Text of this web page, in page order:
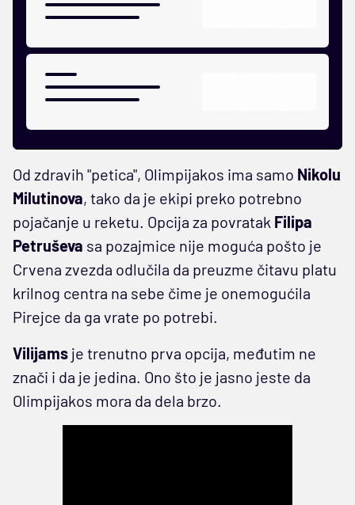
Od zdravih "petica", Olimpijakos ima samo Nikolu
Milutinova, tako da je ekipi preko potrebno
pojačanje u reketu. Opcija za povratak Filipa
Petruševa sa pozajmice nije moguća pošto je
Crvena zvezda odlučila da preuzme čitavu platu
krilnog centra na sebe čime je onemogućila
Pirejce da ga vrate po potrebi.
Vilijams je trenutno prva opcija, međutim ne
znači i da je jedina. Ono što je jasno jeste da
Olimpijakos mora da dela brzo.